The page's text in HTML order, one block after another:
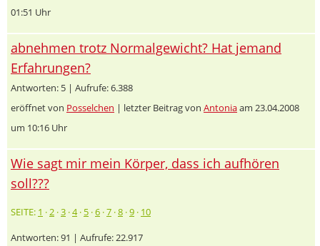
01:51 Uhr
abnehmen trotz Normalgewicht? Hat jemand
Erfahrungen?
Antworten: 5 | Aufrufe: 6.388
eröffnet von Posselchen | letzter Beitrag von Antoniaam 23.04.2008
um 10:16 Uhr
Wie sagt mir mein Körper, dass ich aufhören
soll???
SEITE: 1 ·2 ·3 ·4· 5 ·6 ·7 ·8 ·9 · 10
Antworten: 91 | Aufrufe: 22.917